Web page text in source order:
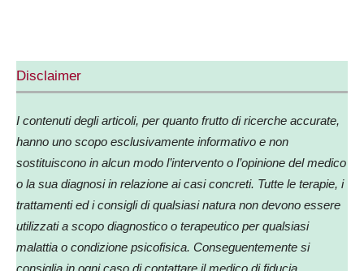
Disclaimer
I contenuti degli articoli, per quanto frutto di ricerche accurate,
hanno uno scopo esclusivamente informativo e non
sostituiscono in alcun modo l’intervento o l’opinione del medico
o la sua diagnosi in relazione ai casi concreti. Tutte le terapie, i
trattamenti ed i consigli di qualsiasi natura non devono essere
utilizzati a scopo diagnostico o terapeutico per qualsiasi
malattia o condizione psicofisica. Conseguentemente si
consiglia in ogni caso di contattare il medico di fiducia.